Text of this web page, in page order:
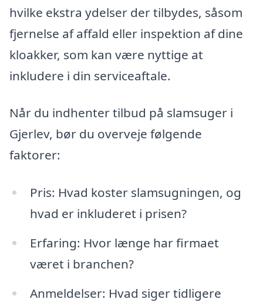
hvilke ekstra ydelser der tilbydes, såsom
fjernelse af affald eller inspektion af dine
kloakker, som kan være nyttige at
inkludere i din serviceaftale.
Når du indhenter tilbud på slamsuger i
Gjerlev, bør du overveje følgende
faktorer:
Pris: Hvad koster slamsugningen, og
hvad er inkluderet i prisen?
Erfaring: Hvor længe har firmaet
været i branchen?
Anmeldelser: Hvad siger tidligere